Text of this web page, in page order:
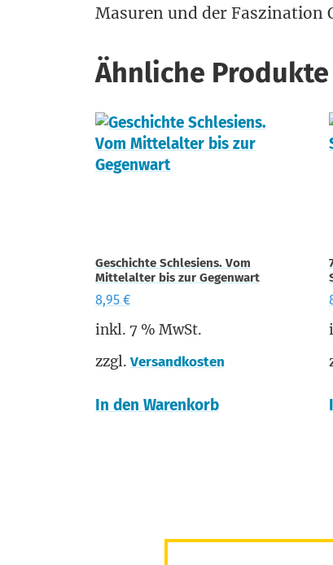
Masu­ren und der Fas­zi­na­ti­on
Ähnliche Produkte
Geschichte Schlesiens. Vom
Mittelalter bis zur Gegenwart
8,95 €
inkl. 7 % MwSt.
zzgl. Versandkosten
In den Warenkorb